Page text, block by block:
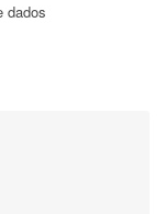
dados